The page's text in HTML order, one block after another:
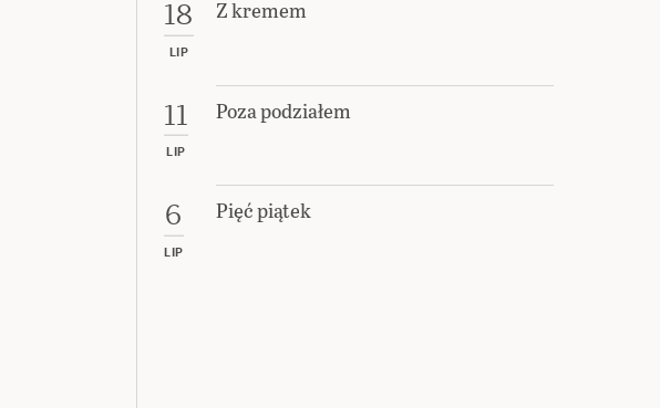
18
LIP
Z kremem
11
LIP
Poza podziałem
6
LIP
Pięć piątek